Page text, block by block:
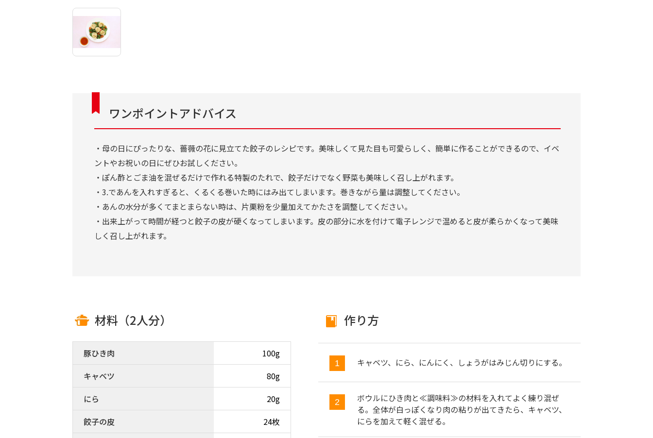
ワンポイントアドバイス
・母の日にぴったりな、薔薇の花に見立てた餃子のレシピです。美味しくて見た目も可愛らしく、簡単に作ることができるので、イベ
ントやお祝いの日にぜひお試しください。
・ぽん酢とごま油を混ぜるだけで作れる特製のたれで、餃子だけでなく野菜も美味しく召し上がれます。
・3.であんを入れすぎると、くるくる巻いた時にはみ出てしまいます。巻きながら量は調整してください。
・あんの水分が多くてまとまらない時は、片栗粉を少量加えてかたさを調整してください。
・出来上がって時間が経つと餃子の皮が硬くなってしまいます。皮の部分に水を付けて電子レンジで温めると皮が柔らかくなって美味
しく召し上がれます。
材料（2人分）
豚ひき肉
100g
キャベツ
80g
にら
20g
餃子の皮
24枚
作り方
キャベツ、にら、にんにく、しょうがはみじん切りにする。
ボウルにひき肉と≪調味料≫の材料を入れてよく練り混ぜ
る。全体が白っぽくなり肉の粘りが出てきたら、キャベツ、
にらを加えて軽く混ぜる。